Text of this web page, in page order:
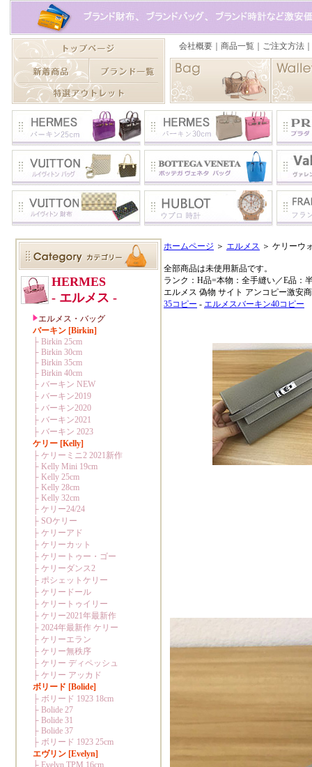
ホームページ ＞ エルメス ＞ ケリー
全部商品は未使用新品です。
ランク：H品=本物：全手縫い／E品：
エルメス 偽物 サイト アンコピー激安
35コピー - エルメスバーキン40コピー